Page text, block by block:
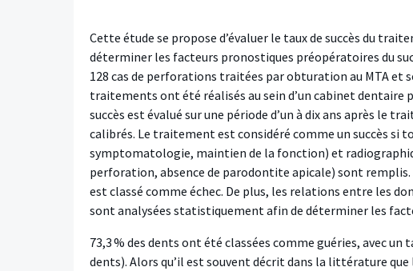
Cette étude se propose d’évaluer le taux de succès du
déterminer les facteurs pronostiques préopératoires du
128 cas de perforations traitées par obturation au MTA et
traitements ont été réalisés au sein d’un cabinet dentaire
succès est évalué sur une période d’un à dix ans après le
calibrés. Le traitement est considéré comme un succès si
symptomatologie, maintien de la fonction) et
perforation, absence de parodontite apicale) sont
est classé comme échec. De plus, les relations entre les
sont analysées statistiquement afin de déterminer les
73,3 % des dents ont été classées comme guéries, avec
dents). Alors qu’il est souvent décrit dans la littérature